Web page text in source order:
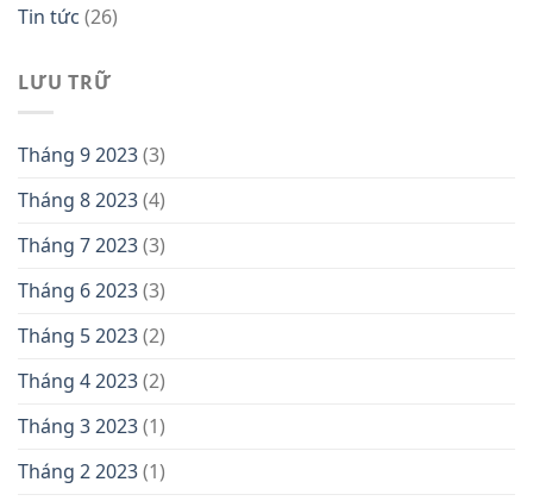
Tin tức (26)
LƯU TRỮ
Tháng 9 2023(3)
Tháng 8 2023(4)
Tháng 7 2023(3)
Tháng 6 2023(3)
Tháng 5 2023(2)
Tháng 4 2023(2)
Tháng 3 2023(1)
Tháng 2 2023(1)